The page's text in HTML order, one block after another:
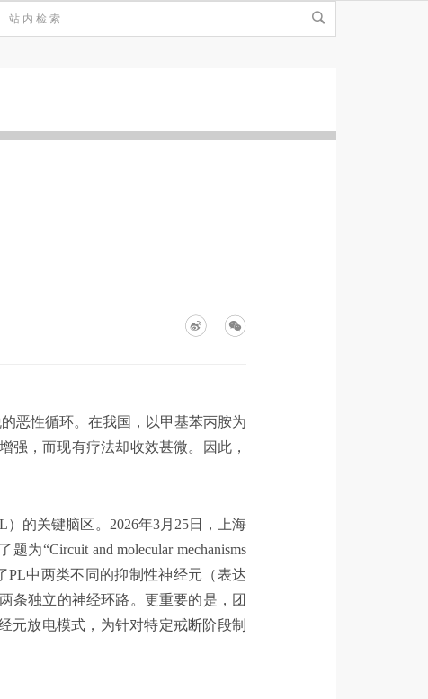
恶性循环。在我国，以甲基苯丙胺为
强，而现有疗法却收效甚微。因此，
的关键脑区。2026年3月25日，上海
“Circuit and molecular mechanisms
了PL中两类不同的抑制性神经元（表达
条独立的神经环路。更重要的是，团
元放电模式，为针对特定戒断阶段制